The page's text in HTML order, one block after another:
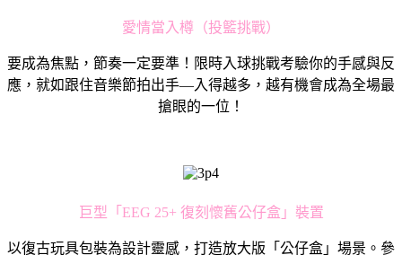
愛情當入樽（投籃挑戰）
要成為焦點，節奏一定要準！限時入球挑戰考驗你的手感與反
應，就如跟住音樂節拍出手—入得越多，越有機會成為全場最
搶眼的一位！
巨型「EEG 25+ 復刻懷舊公仔盒」裝置
以復古玩具包裝為設計靈感，打造放大版「公仔盒」場景。參